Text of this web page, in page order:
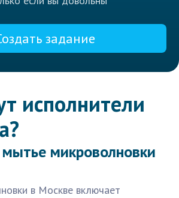
задание
исполнители
мытье микроволновки
в Москве включает